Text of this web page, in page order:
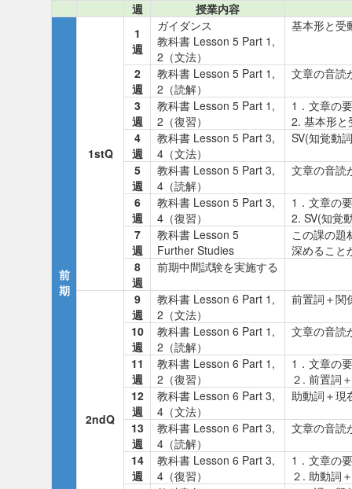
週 授業内容
前
期
1stQ
1
週
ガイダンス
教科書 Lesson 5 Part 1,
2（文法）
基本形と受
2
週
教科書 Lesson 5 Part 1,
2（読解）
文章の音
3
週
教科書 Lesson 5 Part 1,
2（復習）
1．文章
2. 基本形と
4
週
教科書 Lesson 5 Part 3,
4（文法）
SV(知覚動
5
週
教科書 Lesson 5 Part 3,
4（読解）
文章の音
6
週
教科書 Lesson 5 Part 3,
4（復習）
1．文章
2. SV(知覚
7
週
教科書 Lesson 5
Further Studies
この課の題
深めること
8
週
前期中間試験を実施する
2ndQ
9
週
教科書 Lesson 6 Part 1,
2（文法）
前置詞＋関
10
週
教科書 Lesson 6 Part 1,
2（読解）
文章の音
11
週
教科書 Lesson 6 Part 1,
2（復習）
1．文章
２. 前置詞
12
週
教科書 Lesson 6 Part 3,
4（文法）
助動詞＋現
13
週
教科書 Lesson 6 Part 3,
4（読解）
文章の音
14
週
教科書 Lesson 6 Part 3,
4（復習）
1．文章
２. 助動詞